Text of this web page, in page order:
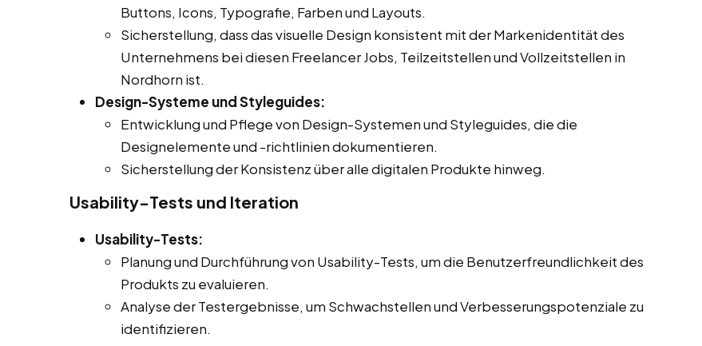
Buttons, Icons, Typografie, Farben und Layouts.
Sicherstellung, dass das visuelle Design konsistent mit der Markenidentität des
Unternehmens bei diesen Freelancer Jobs, Teilzeitstellen und Vollzeitstellen in
Nordhorn ist.
Design-Systeme und Styleguides:
Entwicklung und Pflege von Design-Systemen und Styleguides, die die
Designelemente und -richtlinien dokumentieren.
Sicherstellung der Konsistenz über alle digitalen Produkte hinweg.
Usability-Tests und Iteration
Usability-Tests:
Planung und Durchführung von Usability-Tests, um die Benutzerfreundlichkeit des
Produkts zu evaluieren.
Analyse der Testergebnisse, um Schwachstellen und Verbesserungspotenziale zu
identifizieren.